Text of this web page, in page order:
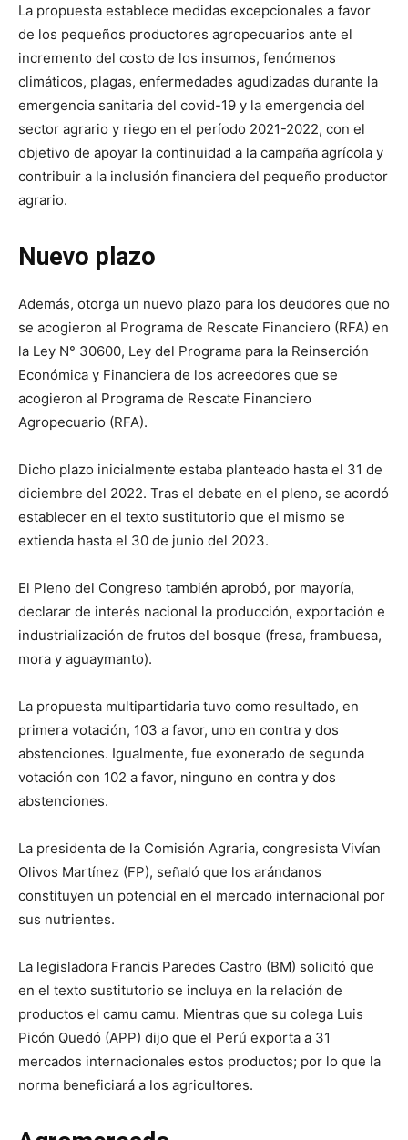
La propuesta establece medidas excepcionales a favor
de los pequeños productores agropecuarios ante el
incremento del costo de los insumos, fenómenos
climáticos, plagas, enfermedades agudizadas durante la
emergencia sanitaria del covid-19 y la emergencia del
sector agrario y riego en el período 2021-2022, con el
objetivo de apoyar la continuidad a la campaña agrícola y
contribuir a la inclusión financiera del pequeño productor
agrario.
Nuevo plazo
Además, otorga un nuevo plazo para los deudores que no
se acogieron al Programa de Rescate Financiero (RFA) en
la Ley N° 30600, Ley del Programa para la Reinserción
Económica y Financiera de los acreedores que se
acogieron al Programa de Rescate Financiero
Agropecuario (RFA).
Dicho plazo inicialmente estaba planteado hasta el 31 de
diciembre del 2022. Tras el debate en el pleno, se acordó
establecer en el texto sustitutorio que el mismo se
extienda hasta el 30 de junio del 2023.
El Pleno del Congreso también aprobó, por mayoría,
declarar de interés nacional la producción, exportación e
industrialización de frutos del bosque (fresa, frambuesa,
mora y aguaymanto).
La propuesta multipartidaria tuvo como resultado, en
primera votación, 103 a favor, uno en contra y dos
abstenciones. Igualmente, fue exonerado de segunda
votación con 102 a favor, ninguno en contra y dos
abstenciones.
La presidenta de la Comisión Agraria, congresista Vivían
Olivos Martínez (FP), señaló que los arándanos
constituyen un potencial en el mercado internacional por
sus nutrientes.
La legisladora Francis Paredes Castro (BM) solicitó que
en el texto sustitutorio se incluya en la relación de
productos el camu camu. Mientras que su colega Luis
Picón Quedó (APP) dijo que el Perú exporta a 31
mercados internacionales estos productos; por lo que la
norma beneficiará a los agricultores.